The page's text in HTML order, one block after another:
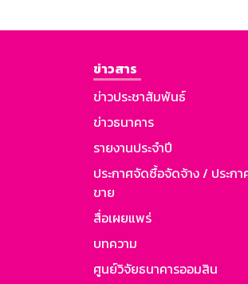
ข่าวสาร
ข่าวประชาสัมพันธ์
ข่าวธนาคาร
รายงานประจำปี
ประกาศจัดซื้อจัดจ้าง / ประกา
ขาย
สื่อเผยแพร่
บทความ
ศูนย์วิจัยธนาคารออมสิน